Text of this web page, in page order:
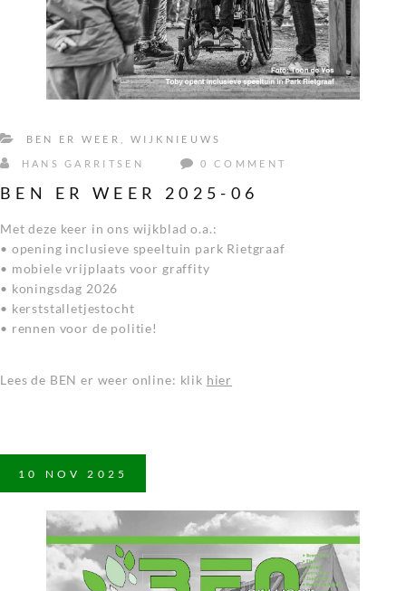
BEN ER WEER WIJKNIEUWS
HANS GARRITSEN 0 COMMENT
BEN ER WEER 2025-06
Met deze keer in ons wijkblad o.a.:
• opening inclusieve speeltuin park Rietgraaf
• mobiele vrijplaats voor graffity
• koningsdag 2026
• kerststalletjestocht
• rennen voor de politie!
Lees de BEN er weer online: klik hier
10 NOV 2025